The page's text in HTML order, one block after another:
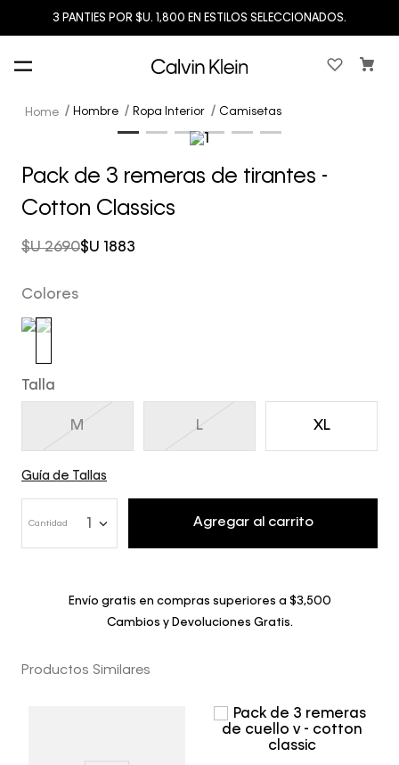
3 PANTIES POR $U. 1,800 EN ESTILOS SELECCIONADOS.
Hombre Ropa Interior Camisetas
Pack de 3 remeras de tirantes -
Cotton Classics
$U 1883
$U 2690
Colores
Talla
M L XL
Guía de Tallas
Cantidad Agregar al carrito
Envío gratis en compras superiores a $3,500
Cambios y Devoluciones Gratis.
Productos Similares